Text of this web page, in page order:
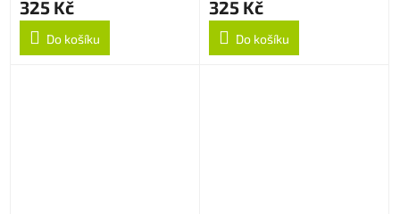
325 Kč
Do košíku
325 Kč
Do košíku